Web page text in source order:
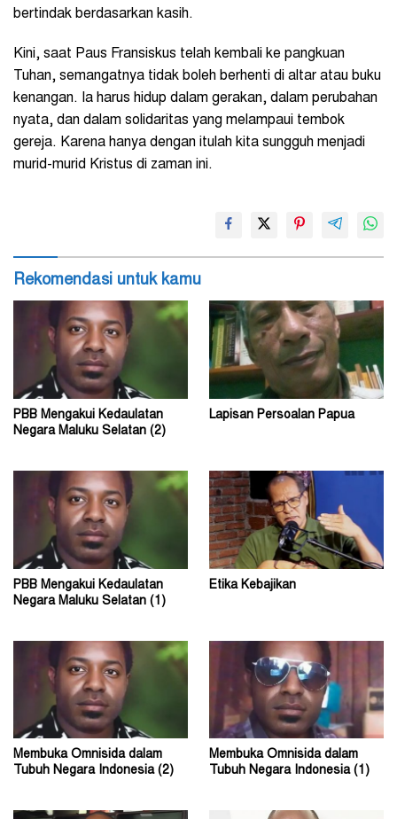
bertindak berdasarkan kasih.
Kini, saat Paus Fransiskus telah kembali ke pangkuan
Tuhan, semangatnya tidak boleh berhenti di altar atau buku
kenangan. Ia harus hidup dalam gerakan, dalam perubahan
nyata, dan dalam solidaritas yang melampaui tembok
gereja. Karena hanya dengan itulah kita sungguh menjadi
murid-murid Kristus di zaman ini.
Rekomendasi untuk kamu
PBB Mengakui Kedaulatan
Negara Maluku Selatan (2)
Lapisan Persoalan Papua
PBB Mengakui Kedaulatan
Negara Maluku Selatan (1)
Etika Kebajikan
Membuka Omnisida dalam
Tubuh Negara Indonesia (2)
Membuka Omnisida dalam
Tubuh Negara Indonesia (1)